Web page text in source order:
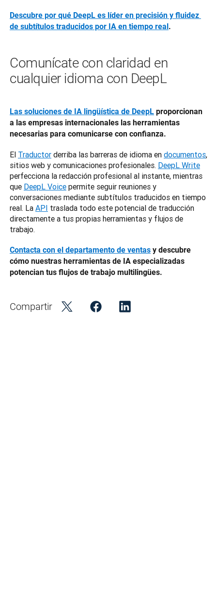
Descubre por qué DeepL es líder en precisión y fluidez
de subtítulos traducidos por IA en tiempo real.
Comunícate con claridad en
cualquier idioma con DeepL
Las soluciones de IA lingüística de DeepL proporcionan
a las empresas internacionales las herramientas
necesarias para comunicarse con confianza.
El Traductor derriba las barreras de idioma en documentos,
sitios web y comunicaciones profesionales. DeepL Write
perfecciona la redacción profesional al instante, mientras
que DeepL Voice permite seguir reuniones y
conversaciones mediante subtítulos traducidos en tiempo
real. La API traslada todo este potencial de traducción
directamente a tus propias herramientas y flujos de
trabajo.
Contacta con el departamento de ventas y descubre
cómo nuestras herramientas de IA especializadas
potencian tus flujos de trabajo multilingües.
Compartir